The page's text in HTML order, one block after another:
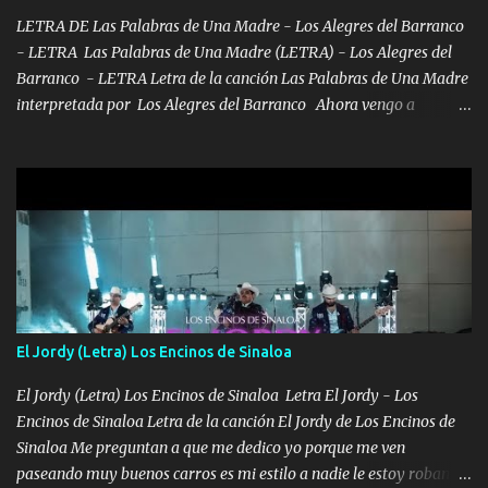
la peligro...
LETRA DE Las Palabras de Una Madre - Los Alegres del Barranco
- LETRA Las Palabras de Una Madre (LETRA) - Los Alegres del
Barranco - LETRA Letra de la canción Las Palabras de Una Madre
interpretada por Los Alegres del Barranco Ahora vengo a
quiso, él tiempo sigue pasando y nunca te olvidaremos, aquí
seguiré esperando hasta volvernos a vernos El recuerdo que yo
tengo de mi mente no se va, en mi corazón me llevo lo mismo que
tu papá, a veces me pongo triste porque no puedo mirarte, mas se
que tu me escuchas porque tu eres mi gran ángel, El desespero me
llega para reunirme contigo, tu iluminas mi sendero por siempre
serás mi niño, del amor que yo te tengo es co...
El Jordy (Letra) Los Encinos de Sinaloa
El Jordy (Letra) Los Encinos de Sinaloa Letra El Jordy - Los
Encinos de Sinaloa Letra de la canción El Jordy de Los Encinos de
Sinaloa Me preguntan a que me dedico yo porque me ven
paseando muy buenos carros es mi estilo a nadie le estoy robando